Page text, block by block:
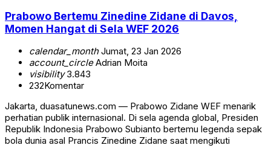
Prabowo Bertemu Zinedine Zidane di Davos,
Momen Hangat di Sela WEF 2026
calendar_monthJumat, 23 Jan 2026
account_circleAdrian Moita
visibility3.843
232Komentar
Jakarta, duasatunews.com — Prabowo Zidane WEF menarik
perhatian publik internasional. Di sela agenda global, Presiden
Republik Indonesia Prabowo Subianto bertemu legenda sepak
bola dunia asal Prancis Zinedine Zidane saat mengikuti